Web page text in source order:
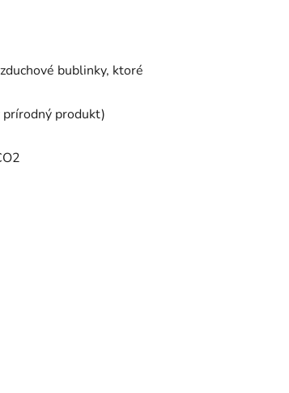
bublinky, ktoré
prírodný produkt)